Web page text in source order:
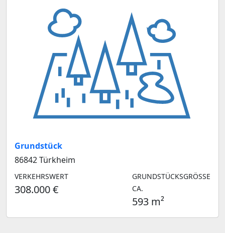
Grundstück
86842 Türkheim
VERKEHRSWERT
308.000 €
GRUNDSTÜCKSGRÖSSE C
A.
593 m²